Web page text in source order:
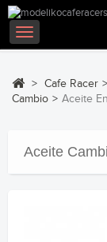
Navegación
Toggle
> Cafe Racer >
Cambio > Aceite
Aceite